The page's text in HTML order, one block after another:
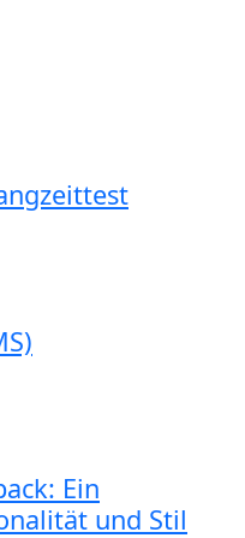
Ein
und Stil